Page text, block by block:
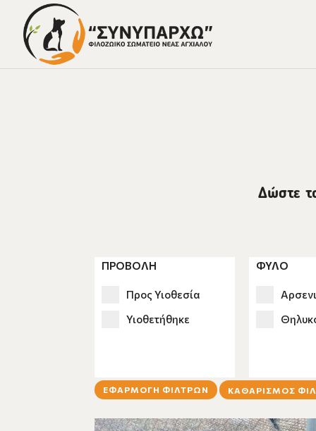
Δώστε
ΠΡΟΒΟΛΗ
Προς Υιοθεσία
Υιοθετήθηκε
ΦΥΛΟ
ΕΦΑΡΜΟΓΗ ΦΙΛΤΡΩΝ ΚΑΘΑΡΙΣΜΟΣ